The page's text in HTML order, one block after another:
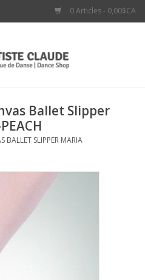
0 Articles - 0,00$CA
Ballet Slipper
BALLET SLIPPER MARIA